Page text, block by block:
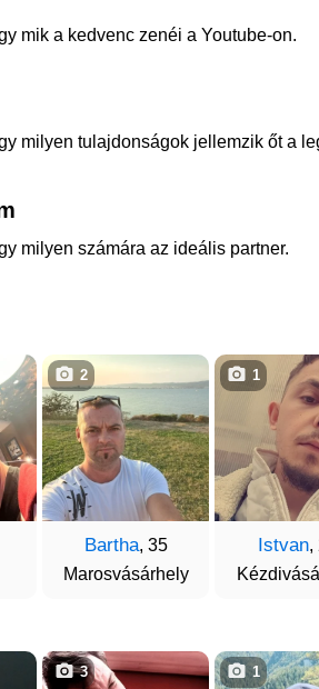
mik a kedvenc zenéi a Youtube-on.
milyen tulajdonságok jellemzik őt a
milyen számára az ideális partner.
Bartha, 35
Marosvásárhely
2
Istvan,
1
3 1